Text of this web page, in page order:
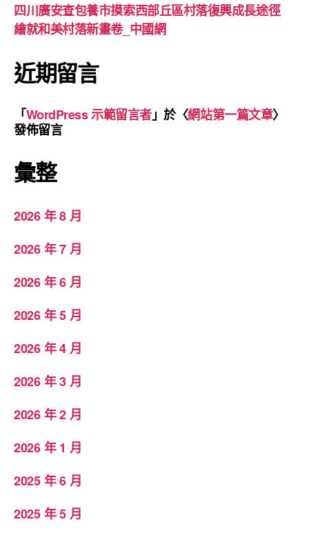
四川廣安查包養市摸索西部丘區村落復興成長途徑
繪就和美村落新畫卷_中國網
近期留言
「WordPress 示範留言者」於〈網站第一篇文章〉
發佈留言
彙整
2026 年 8 月
2026 年 7 月
2026 年 6 月
2026 年 5 月
2026 年 4 月
2026 年 3 月
2026 年 2 月
2026 年 1 月
2025 年 6 月
2025 年 5 月